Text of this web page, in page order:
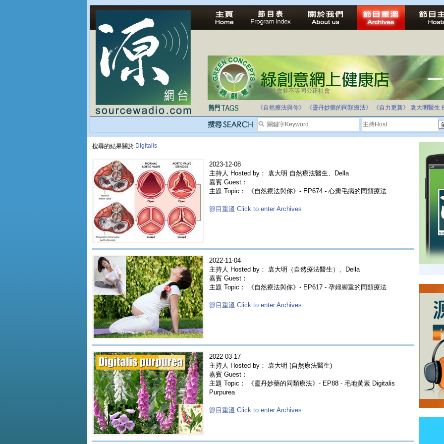
法治社會並不等同公正社會
《自然療法與你》 《靈丹妙藥的同類療法》 《自力更新》 袁大明醫生
搜尋的結果關於:Digitalis
2023-12-08
主持人 Hosted by： 袁大明 自然療法醫生、Della
嘉賓 Guest：
主題 Topic： 《自然療法與你》- EP674 - 心瓣毛病的同類療法
節目重溫 Click to enter Archives
2022-11-04
主持人 Hosted by： 袁大明（自然療法醫生）、Della
嘉賓 Guest：
主題 Topic： 《自然療法與你》- EP617 - 孕婦腳重的同類療法
節目重溫 Click to enter Archives
2022-03-17
主持人 Hosted by： 袁大明 (自然療法醫生)
嘉賓 Guest：
主題 Topic： 《靈丹妙藥的同類療法》- EP88 - 毛地黃素 Digitalis
Purpurea
節目重溫 Click to enter Archives